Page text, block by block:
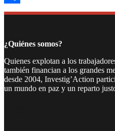
Compartir
¿Quiénes somos?
Quienes explotan a los
también financian a los grandes
desde 2004, Investig’Action
un mundo en paz y un reparto